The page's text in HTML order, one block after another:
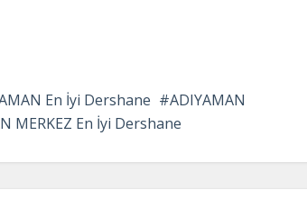
En İyi Dershane
ADIYAMAN
MERKEZ En İyi Dershane